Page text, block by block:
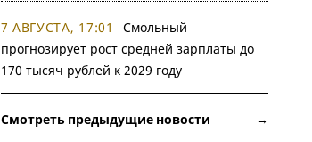
7 АВГУСТА, 17:01
Смольный
прогнозирует рост средней зарплаты до
170 тысяч рублей к 2029 году
Смотреть предыдущие новости →